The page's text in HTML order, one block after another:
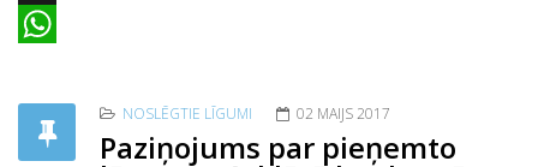
X
NOSLĒGTIE LĪGUMI 02 MAIJS 2017
Paziņojums par pieņemto